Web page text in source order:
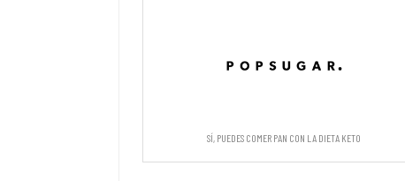
Sí, puedes comer pan con la dieta Keto